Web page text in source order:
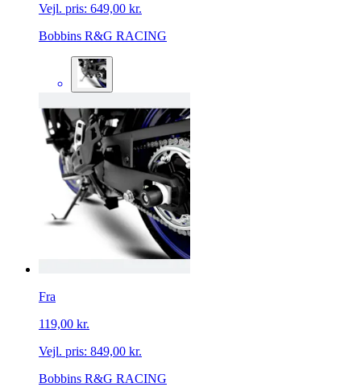
Vejl. pris: 649,00 kr.
Bobbins R&G RACING
Fra
119,00 kr.
Vejl. pris: 849,00 kr.
Bobbins R&G RACING